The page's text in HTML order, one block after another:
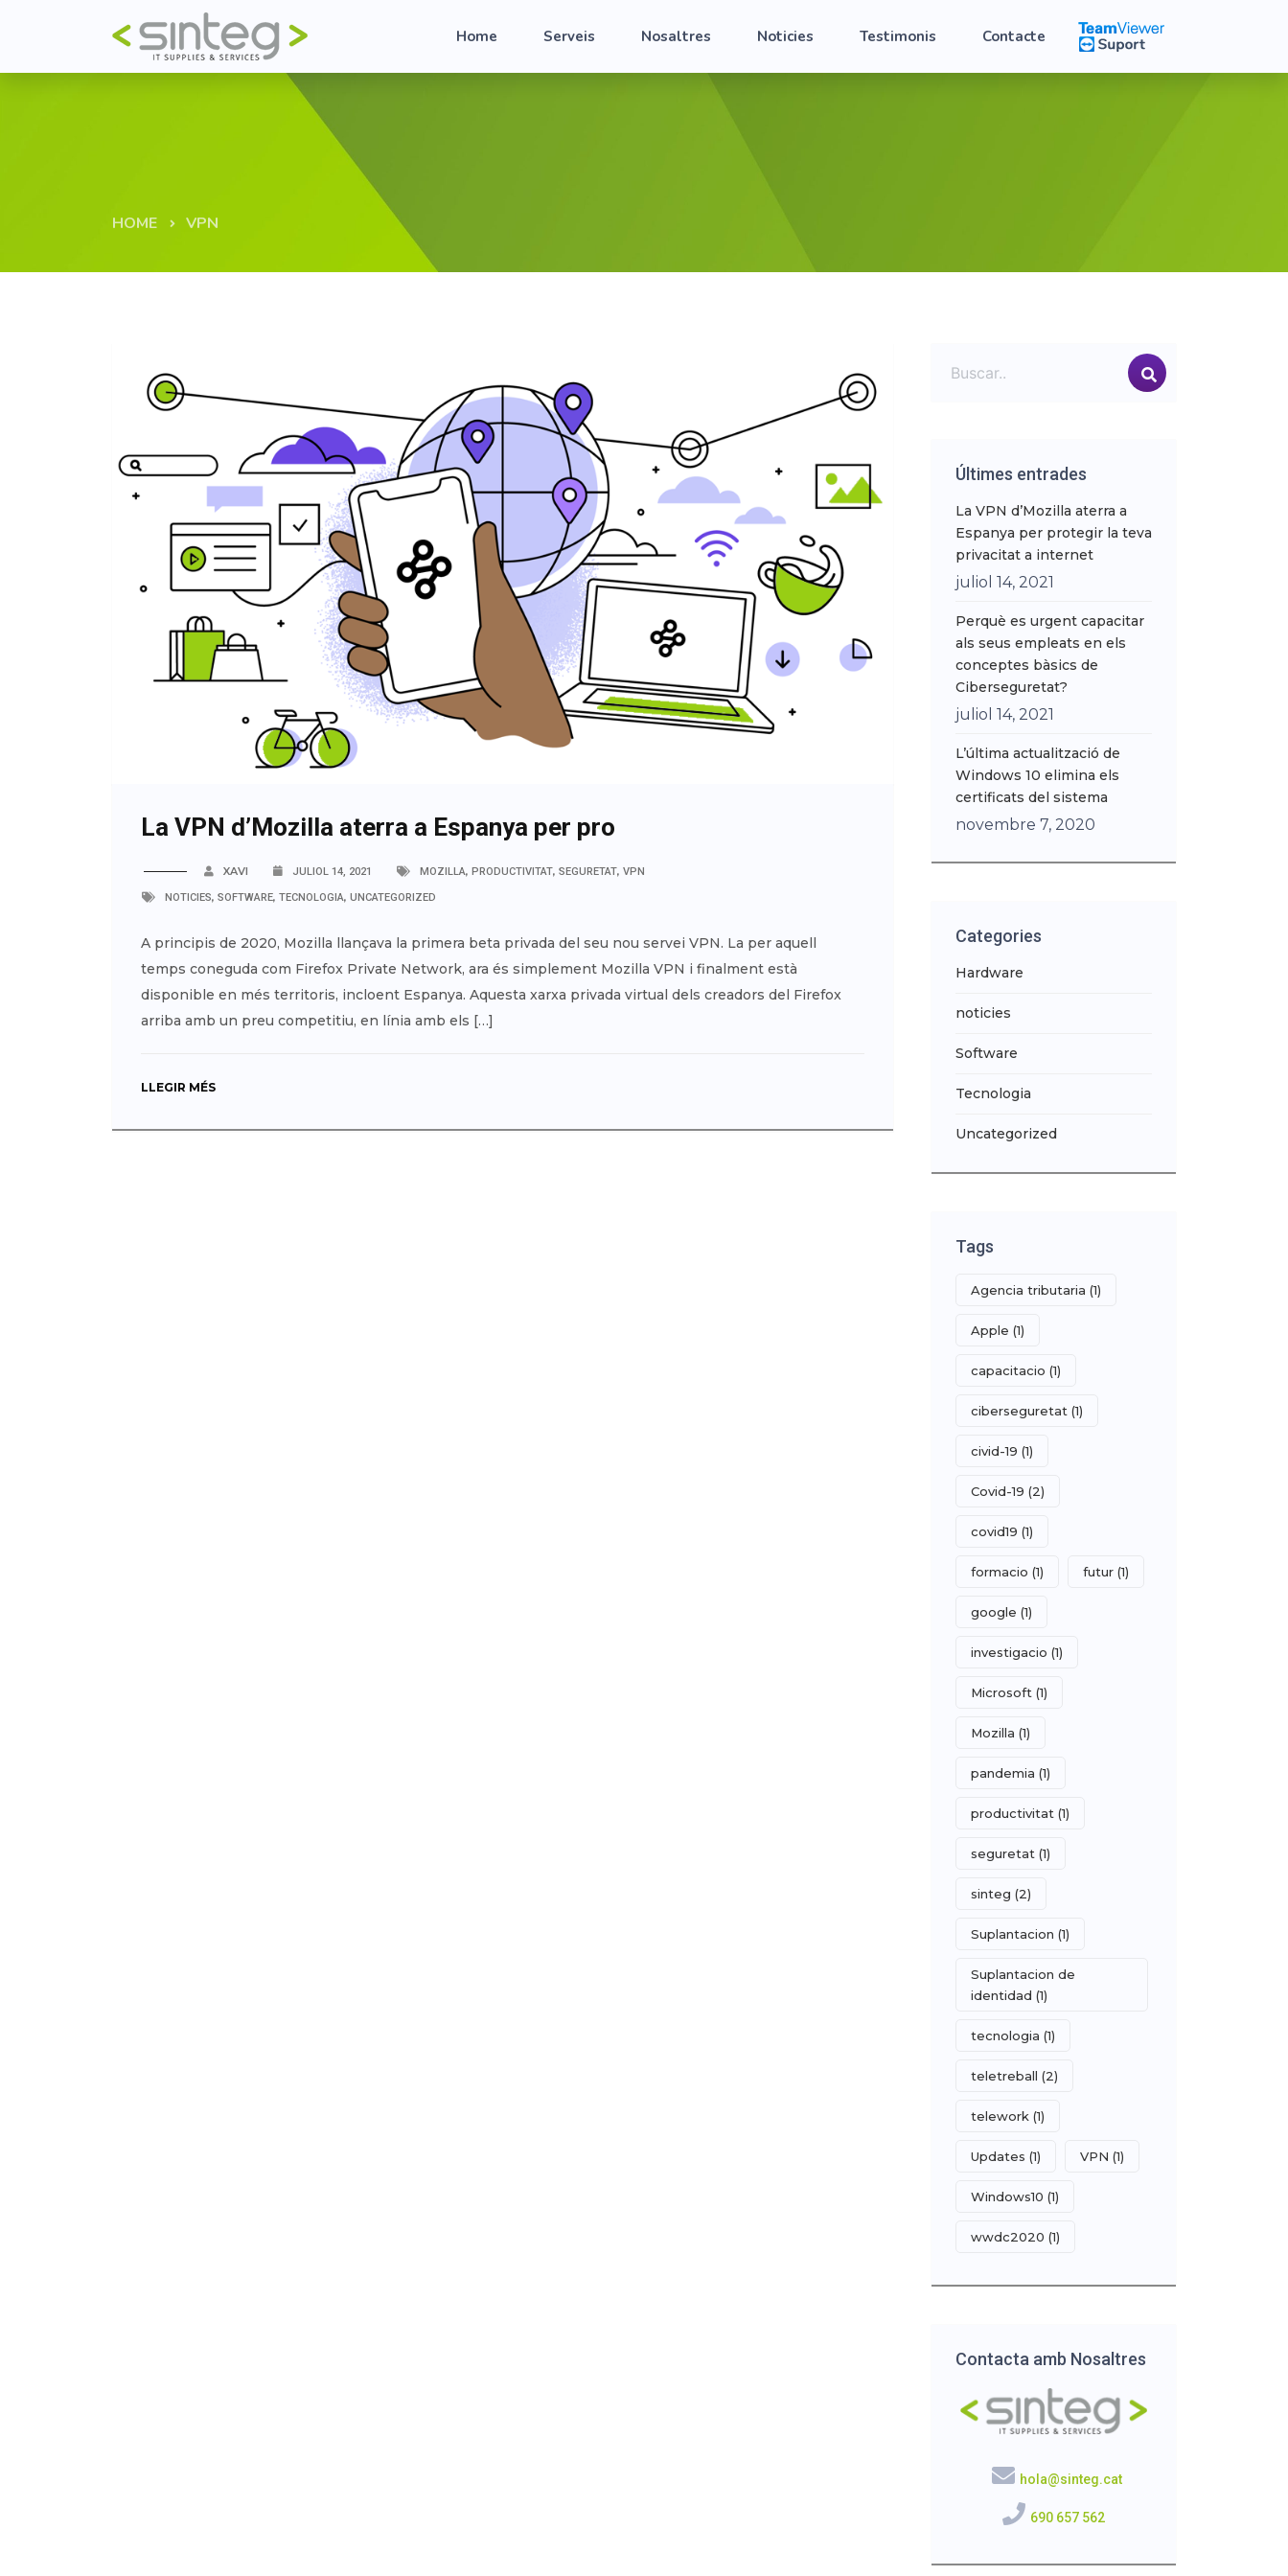
Home Serveis Nosaltres Noticies Testimonis Contacte
HOME VPN
La VPN d’Mozilla aterra a Espanya per pro
XAVI JULIOL 14, 2021 MOZILLA, PRODUCTIVITAT, SEGURETAT, VPN
NOTICIES, SOFTWARE, TECNOLOGIA, UNCATEGORIZED
A principis de 2020, Mozilla llançava la primera beta privada del seu nou servei VPN. La per aquell
temps coneguda com Firefox Private Network, ara és simplement Mozilla VPN i finalment està
disponible en més territoris, incloent Espanya. Aquesta xarxa privada virtual dels creadors del Firefox
arriba amb un preu competitiu, en línia amb els […]
LLEGIR MÉS
Últimes entrades
La VPN d’Mozilla aterra a
Espanya per protegir la teva
privacitat a internet
juliol 14, 2021
Perquè es urgent capacitar
als seus empleats en els
conceptes bàsics de
Ciberseguretat?
juliol 14, 2021
L’última actualització de
Windows 10 elimina els
certificats del sistema
novembre 7, 2020
Categories
Hardware
noticies
Software
Tecnologia
Uncategorized
Tags
Agencia tributaria (1)
Apple (1)
capacitacio (1)
ciberseguretat (1)
civid-19 (1)
Covid-19 (2)
covid19 (1)
formacio (1) futur (1)
google (1)
investigacio (1)
Microsoft (1)
Mozilla (1)
pandemia (1)
productivitat (1)
seguretat (1)
sinteg (2)
Suplantacion (1)
Suplantacion de
identidad (1)
tecnologia (1)
teletreball (2)
telework (1)
Updates (1) VPN (1)
Windows10 (1)
wwdc2020 (1)
Contacta amb Nosaltres
hola@sinteg.cat
690 657 562